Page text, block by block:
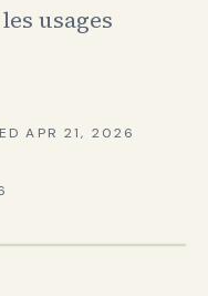
usages
APR 21, 2026